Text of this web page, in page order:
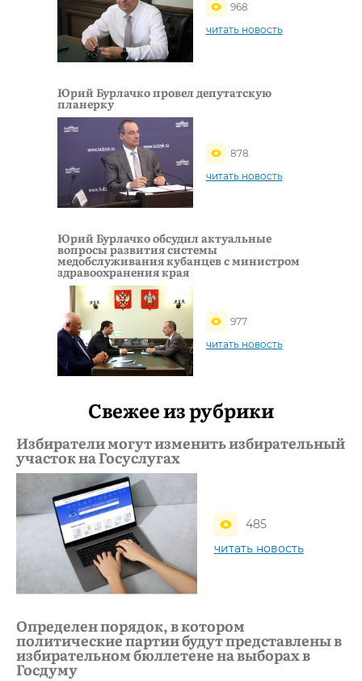
968
читать новость
Юрий Бурлачко провел депутатскую
планерку
878
читать новость
Юрий Бурлачко обсудил актуальные
вопросы развития системы
медобслуживания кубанцев с министром
здравоохранения края
977
читать новость
Свежее из рубрики
Избиратели могут изменить избирательный
участок на Госуслугах
485
читать новость
Определен порядок, в котором
политические партии будут представлены в
избирательном бюллетене на выборах в
Госдуму